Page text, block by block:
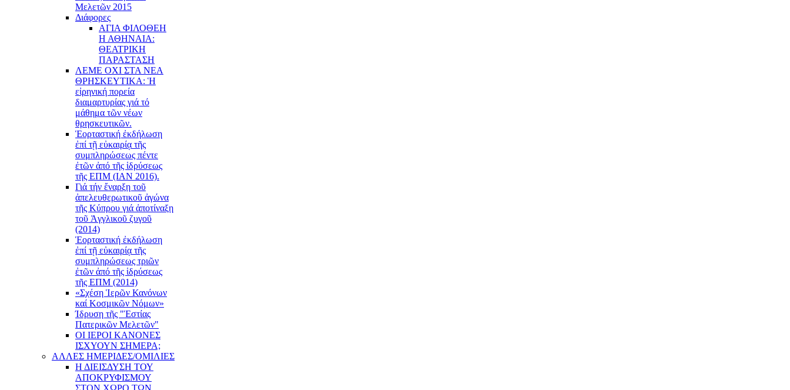
Μελετῶν 2015
Διάφορες
ΑΓΙΑ ΦΙΛΟΘΕΗ
Η ΑΘΗΝΑΙΑ:
ΘΕΑΤΡΙΚΗ
ΠΑΡΑΣΤΑΣΗ
ΛΕΜΕ ΟΧΙ ΣΤΑ ΝΕΑ
ΘΡΗΣΚΕΥΤΙΚΑ: Ἡ
εἰρηνική πορεία
διαμαρτυρίας γιά τό
μάθημα τῶν νέων
θρησκευτικῶν.
Ἑορταστική ἐκδήλωση
ἐπί τῇ εὐκαιρίᾳ τῆς
συμπληρώσεως πέντε
ἐτῶν ἀπό τῆς ἱδρύσεως
τῆς ΕΠΜ (ΙΑΝ 2016).
Γιά τήν ἔναρξη τοῦ
ἀπελευθερωτικοῦ ἀγώνα
τῆς Κύπρου γιά ἀποτίναξη
τοῦ Ἀγγλικοῦ ζυγοῦ
(2014)
Ἑορταστική ἐκδήλωση
ἐπί τῇ εὐκαιρίᾳ τῆς
συμπληρώσεως τριῶν
ἐτῶν ἀπό τῆς ἱδρύσεως
τῆς ΕΠΜ (2014)
«Σχέση Ἱερῶν Κανόνων
καί Κοσμικῶν Νόμων»
Ίδρυση τῆς "Ἑστίας
Πατερικῶν Μελετῶν"
ΟΙ ΙΕΡΟΙ ΚΑΝΟΝΕΣ
ΙΣΧΥΟΥΝ ΣΗΜΕΡΑ;
ΑΛΛΕΣ ΗΜΕΡΙΔΕΣ/ΟΜΙΛΙΕΣ
Η ΔΙΕΙΣΔΥΣΗ ΤΟΥ
ΑΠΟΚΡΥΦΙΣΜΟΥ
ΣΤΟΝ ΧΩΡΟ ΤΩΝ